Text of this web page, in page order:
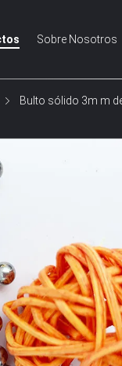
Sobre Nosotros
Bulto sólido 3m m